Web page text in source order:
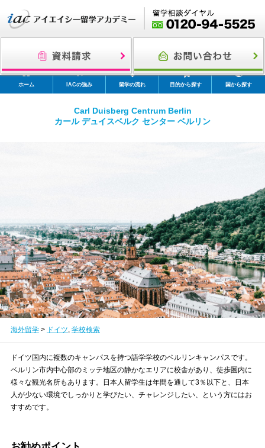
ホーム IACの強み 留学の流れ 目的から探す 国から探す
Carl Duisberg Centrum Berlin
カール デュイスベルク センター ベルリン
海外留学> ドイツ, 学校検索
ドイツ国内に複数のキャンパスを持つ語学学校のベルリンキャンパスです。
ベルリン市内中心部のミッテ地区の静かなエリアに校舎があり、徒歩圏内に
様々な観光名所もあります。日本人留学生は年間を通して3％以下と、日本
人が少ない環境でしっかりと学びたい、チャレンジしたい、という方にはお
すすめです。